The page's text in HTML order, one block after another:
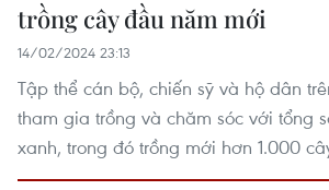
trồng cây đầu năm mới
14/02/2024 23:13
Tập thể cán bộ, chiến sỹ và hộ dân
tham gia trồng và chăm sóc với tổng
xanh, trong đó trồng mới hơn 1.000